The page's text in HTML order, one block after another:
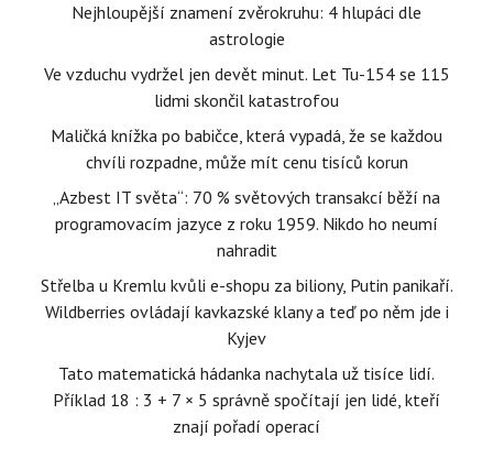
Nejhloupější znamení zvěrokruhu: 4 hlupáci dle
astrologie
Ve vzduchu vydržel jen devět minut. Let Tu-154 se 115
lidmi skončil katastrofou
Maličká knížka po babičce, která vypadá, že se každou
chvíli rozpadne, může mít cenu tisíců korun
„Azbest IT světa“: 70 % světových transakcí běží na
programovacím jazyce z roku 1959. Nikdo ho neumí
nahradit
Střelba u Kremlu kvůli e-shopu za biliony, Putin panikaří.
Wildberries ovládají kavkazské klany a teď po něm jde i
Kyjev
Tato matematická hádanka nachytala už tisíce lidí.
Příklad 18 : 3 + 7 × 5 správně spočítají jen lidé, kteří
znají pořadí operací